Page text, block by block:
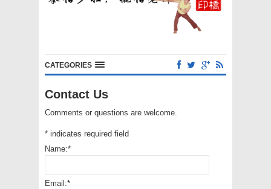
CATEGORIES
Contact Us
Comments or questions are welcome.
* indicates required field
Name:*
Email:*